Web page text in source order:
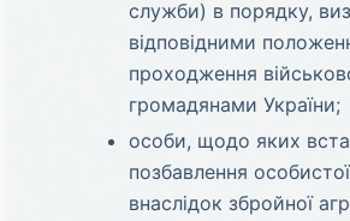
служби) в порядку,
відповідними
проходження
громадянами України;
особи, щодо яких
позбавлення
внаслідок збройної